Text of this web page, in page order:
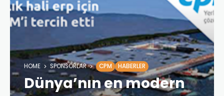
HOME SPONSORLAR CPM HABERLER
Dünya’nın en modern